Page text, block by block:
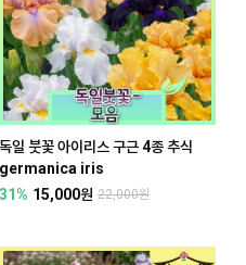
독일 붓꽃 아이리스 구근 4종 추식
germanica iris
31% 15,000원 22,000원